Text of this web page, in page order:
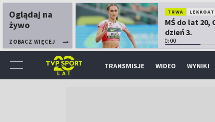
Oglądaj na
żywo
ZOBACZ WIĘCEJ
TRWA
MŚ do lat 20,
dzień 3.
0:00
TRANSMISJE WIDEO WYNIKI